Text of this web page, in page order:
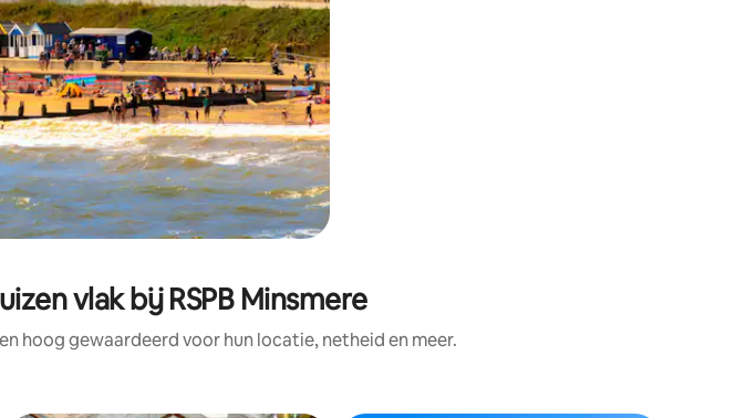
vlak bij RSPB Minsmere
hoog gewaardeerd voor hun locatie, netheid en meer.